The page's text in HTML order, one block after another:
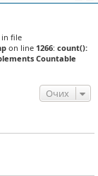
in file
on line 1266: count():
Countable
Очих